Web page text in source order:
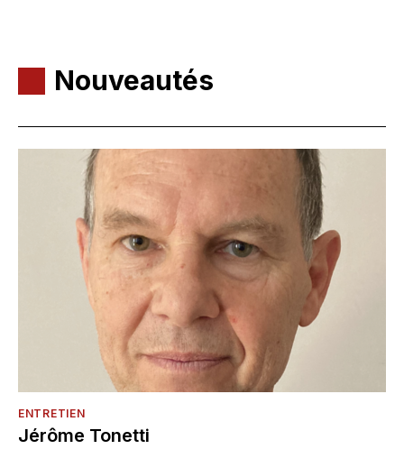
Nouveautés
ENTRETIEN
Jérôme Tonetti